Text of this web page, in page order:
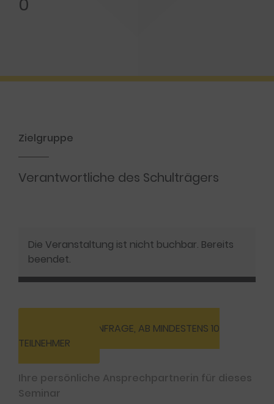
Zielgruppe
Verantwortliche des Schulträgers
Die Veranstaltung ist nicht buchbar. Bereits
beendet.
INHOUSE-ANFRAGE, AB MINDESTENS 10
TEILNEHMER
Ihre persönliche Ansprechpartnerin für dieses
Seminar